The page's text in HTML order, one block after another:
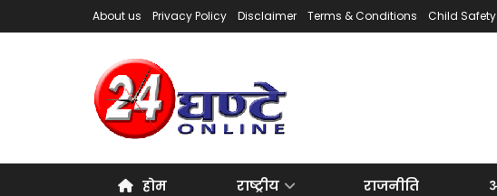
About us Privacy Policy Disclaimer Terms & Conditions Child
होम राष्ट्रीय राजनीति